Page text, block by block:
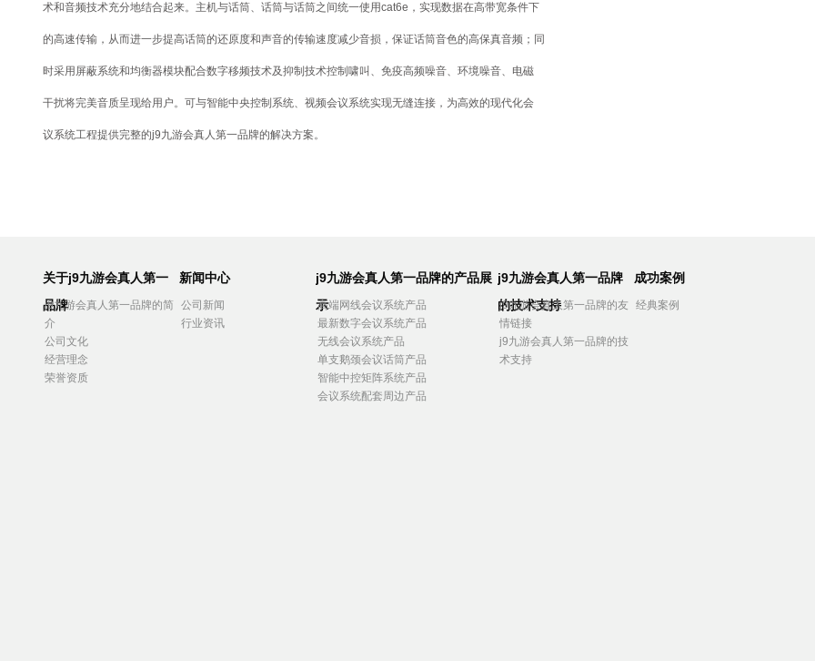
术和音频技术充分地结合起来。主机与话筒、话筒与话筒之间统一使用cat6e，实现数据在高带宽条件下
的高速传输，从而进一步提高话筒的还原度和声音的传输速度减少音损，保证话筒音色的高保真音频 ；同
时采用屏蔽系统和均衡器模块配合数字移频技术及抑制技术控制啸叫、免疫高频噪音、环境噪音、电磁
干扰将完美音质呈现给用户。可与智能中央控制系统、视频会议系统实现无缝连接，为高效的现代化会
议系统工程提供完整的j9九游会真人第一品牌的解决方案。
关于j9九游会真人第一
品牌
j9九游会真人第一品牌的简
介
公司文化
经营理念
荣誉资质
新闻中心
公司新闻
行业资讯
j9九游会真人第一品牌的产品展
示
高端网线会议系统产品
最新数字会议系统产品
无线会议系统产品
单支鹅颈会议话筒产品
智能中控矩阵系统产品
会议系统配套周边产品
j9九游会真人第一品牌
的技术支持
j9九游会真人第一品牌的友
情链接
j9九游会真人第一品牌的技
术支持
成功案例
经典案例